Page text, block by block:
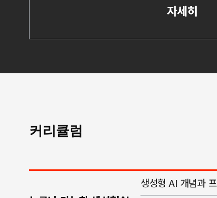
자세히
커리큘럼
생성형 AI 개념과